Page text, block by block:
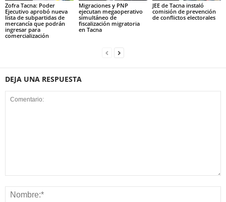
Zofra Tacna: Poder
Ejecutivo aprobó nueva
lista de subpartidas de
mercancía que podrán
ingresar para
comercialización
Migraciones y PNP
ejecutan megaoperativo
simultáneo de
fiscalización migratoria
en Tacna
JEE de Tacna instaló
comisión de prevención
de conflictos electorales
DEJA UNA RESPUESTA